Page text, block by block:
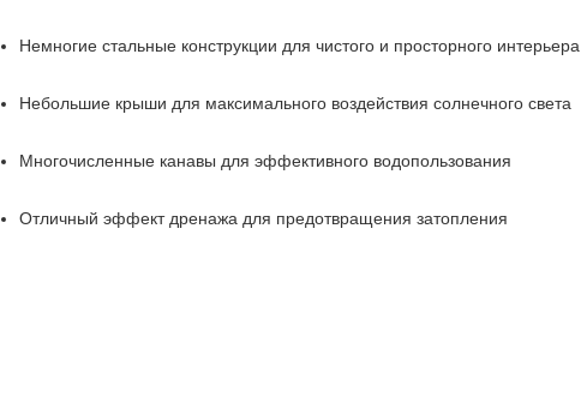
Немногие стальные конструкции для чистого и просторного интерьера
Небольшие крыши для максимального воздействия солнечного света
Многочисленные канавы для эффективного водопользования
Отличный эффект дренажа для предотвращения затопления